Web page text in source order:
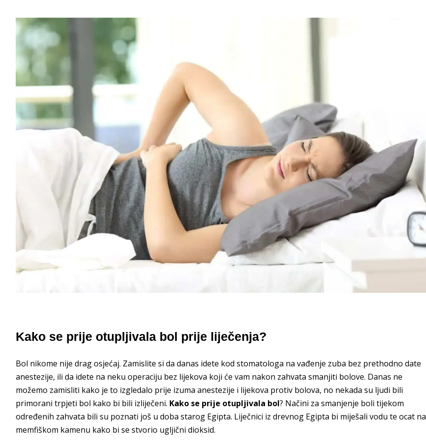
Kako se prije otupljivala bol prije liječenja?
Bol nikome nije drag osjećaj. Zamislite si da danas idete kod stomatologa na vađenje zuba bez prethodno date
anestezije, ili da idete na neku operaciju bez lijekova koji će vam nakon zahvata smanjiti bolove. Danas ne
možemo zamisliti kako je to izgledalo prije izuma anestezije i lijekova protiv bolova, no nekada su ljudi bili
primorani trpjeti bol kako bi bili izliječeni. Kako se prije otupljivala bol? Načini za smanjenje boli tijekom
određenih zahvata bili su poznati još u doba starog Egipta. Liječnici iz drevnog Egipta bi miješali vodu te ocat na
memfiškom kamenu kako bi se stvorio ugljični dioksid.